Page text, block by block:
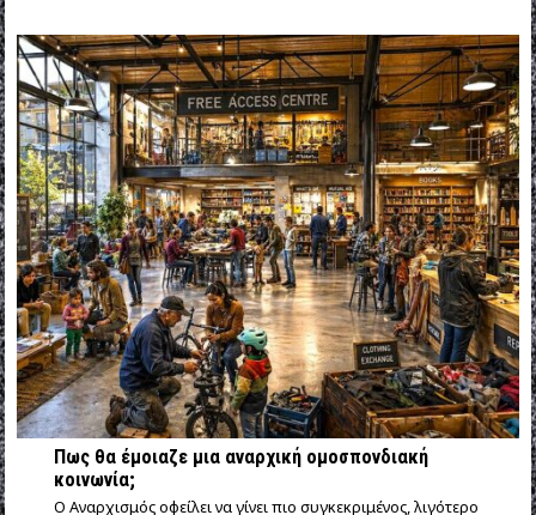
Πως θα έμοιαζε μια αναρχική ομοσπονδιακή
κοινωνία;
Ο Αναρχισμός οφείλει να γίνει πιο συγκεκριμένος, λιγότερο